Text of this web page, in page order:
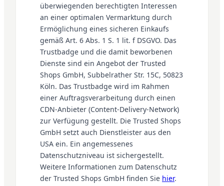
überwiegenden berechtigten Interessen
an einer optimalen Vermarktung durch
Ermöglichung eines sicheren Einkaufs
gemäß Art. 6 Abs. 1 S. 1 lit. f DSGVO. Das
Trustbadge und die damit beworbenen
Dienste sind ein Angebot der Trusted
Shops GmbH, Subbelrather Str. 15C, 50823
Köln. Das Trustbadge wird im Rahmen
einer Auftragsverarbeitung durch einen
CDN-Anbieter (Content-Delivery-Network)
zur Verfügung gestellt. Die Trusted Shops
GmbH setzt auch Dienstleister aus den
USA ein. Ein angemessenes
Datenschutzniveau ist sichergestellt.
Weitere Informationen zum Datenschutz
der Trusted Shops GmbH finden Sie hier.